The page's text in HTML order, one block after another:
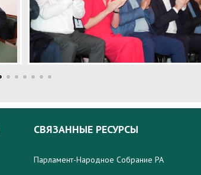
СВЯЗАННЫЕ РЕСУРСЫ
Парламент-Народное Собрание РА